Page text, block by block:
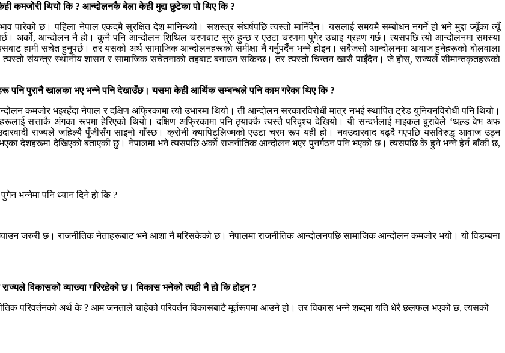
कमजोरी थियो कि ? आन्दोलनकै बेला केही मुद्दा छुटेका पो थिए कि ?
पारेको छ। पहिला नेपाल एकदमै सुरक्षित देश मानिन्थ्यो। सशस्त्र संघर्षपछि त्यस्तो मानिँदैन। यसलाई समयमै सम्बोधन नगर्ने हो भने मुद्दा ज्यूँका त्यूँ
अर्को, आन्दोलन नै हो। कुनै पनि आन्दोलन शिथिल चरणबाट सुरु हुन्छ र एउटा चरणमा पुगेर उचाइ ग्रहण गर्छ। त्यसपछि त्यो आन्दोलनमा समस्या
हामी सचेत हुनुपर्छ। तर यसको अर्थ सामाजिक आन्दोलनहरूको समीक्षा नै गर्नुपर्दैन भन्ने होइन। सबैजसो आन्दोलनमा आवाज हुनेहरूको बोलवाला
संयन्त्र स्थानीय शासन र सामाजिक सचेतनाको तहबाट बनाउन सकिन्छ। तर त्यस्तो चिन्तन खासै पाइँदैन। जे होस्, राज्यले सीमान्तकृतहरूको
पुरानै खालका भए भन्ने पनि देखाउँछ। यसमा केही आर्थिक सम्बन्धले पनि काम गरेका थिए कि ?
कमजोर भइरहँदा नेपाल र दक्षिण अफ्रिकामा त्यो उभारमा थियो। ती आन्दोलन सरकारविरोधी मात्र नभई स्थापित ट्रेड युनियनविरोधी पनि थियो।
सत्ताकै अंगका रूपमा हेरिएको थियो। दक्षिण अफ्रिकामा पनि ठ्याक्कै त्यस्तै परिदृश्य देखियो। यी सन्दर्भलाई माइकल बुरावेले ‘थल्र्ड वेभ अफ
राज्यले जहिल्यै पुँजीसँग साइनो गाँस्छ। क्रोनी क्यापिटलिज्मको एउटा चरम रूप यही हो। नवउदारवाद बढ्दै गएपछि यसविरुद्ध आवाज उठ्न
देशहरूमा देखिएको बताएकी छु। नेपालमा भने त्यसपछि अर्को राजनीतिक आन्दोलन भएर पुनर्गठन पनि भएको छ। त्यसपछि के हुने भन्ने हेर्न बाँकी छ,
भन्नेमा पनि ध्यान दिने हो कि ?
जरुरी छ। राजनीतिक नेताहरूबाट भने आशा नै मरिसकेको छ। नेपालमा राजनीतिक आन्दोलनपछि सामाजिक आन्दोलन कमजोर भयो। यो विडम्बना
विकासको व्याख्या गरिरहेको छ। विकास भनेको त्यही नै हो कि होइन ?
परिवर्तनको अर्थ के ? आम जनताले चाहेको परिवर्तन विकासबाटै मूर्तरूपमा आउने हो। तर विकास भन्ने शब्दमा यति धेरै छलफल भएको छ, त्यसको